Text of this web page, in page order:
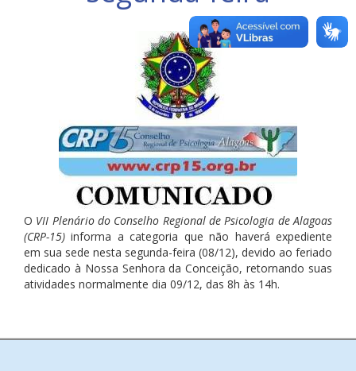
O VII Plenário do Conselho Regional de Psicologia de Alagoas
(CRP-15) informa a categoria que não haverá expediente
em sua sede nesta segunda-feira (08/12), devido ao feriado
dedicado à Nossa Senhora da Conceição, retornando suas
atividades normalmente dia 09/12, das 8h às 14h.